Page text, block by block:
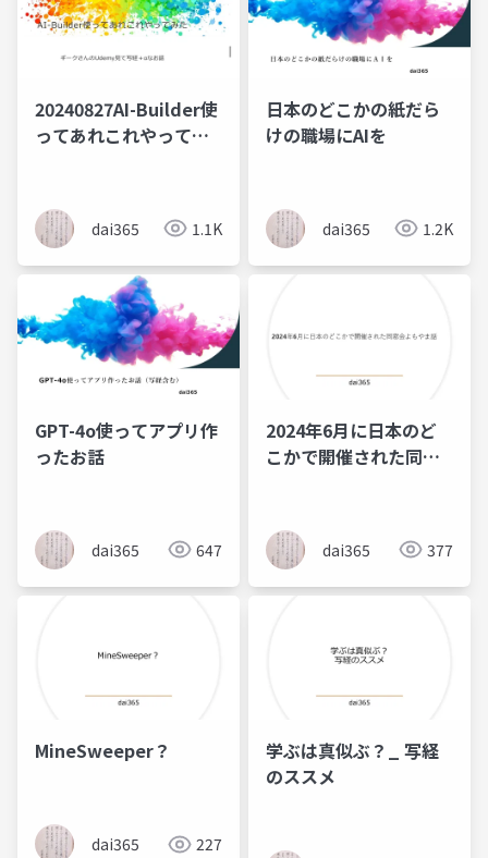
20240827AI-Builder使
ってあれこれやってみ
dai365 1.1K
日本のどこかの紙だら
けの職場にAIを
dai365 1.2K
GPT-4o使ってアプリ作
ったお話
dai365 647
2024年6月に日本のど
こかで開催された同窓
dai365 377
MineSweeper？
dai365 227
学ぶは真似ぶ？_ 写経
のススメ